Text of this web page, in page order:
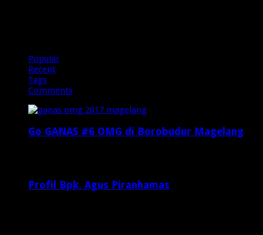
Popular
Recent
Tags
Comments
Go GANAS #6 OMG di Borobudur Magelang
Profil Bpk. Agus Piranhamas